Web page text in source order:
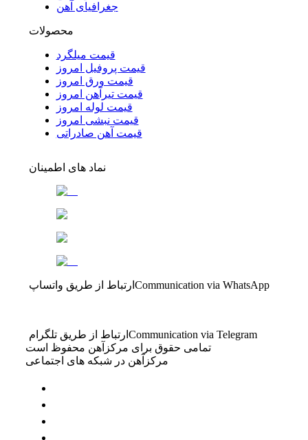
جغرافیای آهن
محصولات
قیمت میلگرد
قیمت پروفیل امروز
قیمت ورق امروز
قیمت تیرآهن امروز
قیمت لوله امروز
قیمت نبشی امروز
قیمت آهن صادراتی
نماد های اطمینان
ارتباط از طریق واتساپ Communication via WhatsApp
ارتباط از طریق تلگرام Communication via Telegram
تمامی حقوق برای مرکزآهن محفوظ است
مرکزآهن در شبکه های اجتماعی